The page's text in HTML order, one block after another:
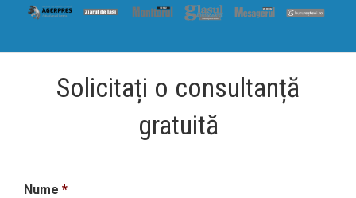
Solicitați o consultanță
gratuită
Nume *